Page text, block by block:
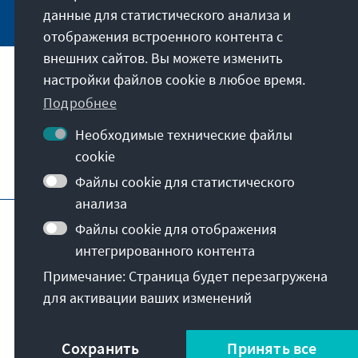
Наша миссия
Контакты
Другие предложения от фонда
Отпечаток
Пользовательское соглашение
Erklärung zur Barrierefreiheit
Barriere melden
Карта сайта
© Konrad-Adenauer-Stiftung e.V. 2026
данные для статистического анализа и
отображения встроенного контента с
внешних сайтов. Вы можете изменить
настройки файлов cookie в любое время.
Подробнее
Необходимые технические файлы
cookie
Файлы cookie для статистического
анализа
Файлы cookie для отображения
интегрированного контента
Примечание: Страница будет перезагружена
для активации ваших изменений
Сохранить Принять все